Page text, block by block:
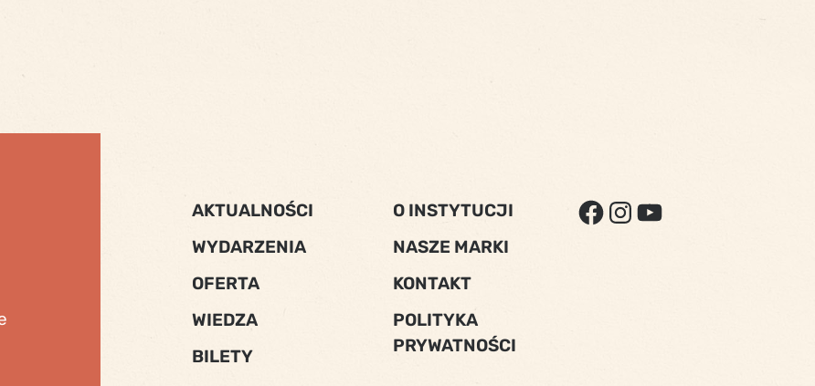
AKTUALNOŚCI
WYDARZENIA
OFERTA
WIEDZA
BILETY
O INSTYTUCJI
NASZE MARKI
KONTAKT
POLITYKA
PRYWATNOŚCI
FACEBOOK
INSTAGRAM